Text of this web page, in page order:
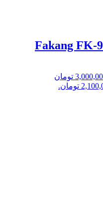
قیمت اصلی: 3,000,000 تومان